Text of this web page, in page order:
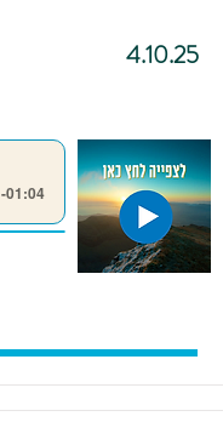
4.10.25
-01:04